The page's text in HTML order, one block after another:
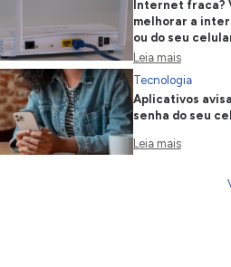
Internet fraca?
melhorar a
ou do seu
Leia mais
Tecnologia
Aplicativos
senha do seu
Leia mais